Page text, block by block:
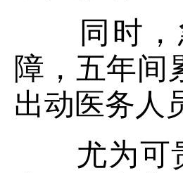
同时，急
障，五年间
出动医务人
尤为可贵